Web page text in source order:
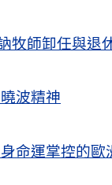
牧師卸任與退
波精神
命運掌控的